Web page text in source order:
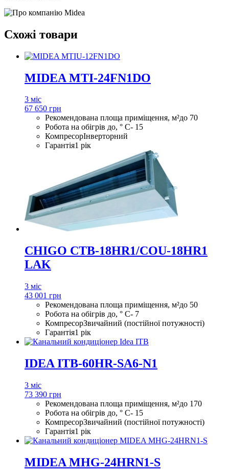
Схожі товари
MIDEA MTI-24FN1DO
3 міс
67 650 грн
Рекомендована площа приміщення, м²до 70
Робота на обігрів до, ° С- 15
КомпресорІнверторний
Гарантія1 рік
CHIGO CTB-18HR1/COU-18HR1
LAK
3 міс
43 001 грн
Рекомендована площа приміщення, м²до 50
Робота на обігрів до, ° С- 7
КомпресорЗвичайний (постійної потужності)
Гарантія1 рік
IDEA ITB-60HR-SA6-N1
3 міс
73 390 грн
Рекомендована площа приміщення, м²до 170
Робота на обігрів до, ° С- 15
КомпресорЗвичайний (постійної потужності)
Гарантія1 рік
MIDEA MHG-24HRN1-S